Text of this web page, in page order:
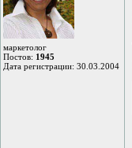
маркетолог
Постов: 1945
Дата регистрации: 30.03.2004